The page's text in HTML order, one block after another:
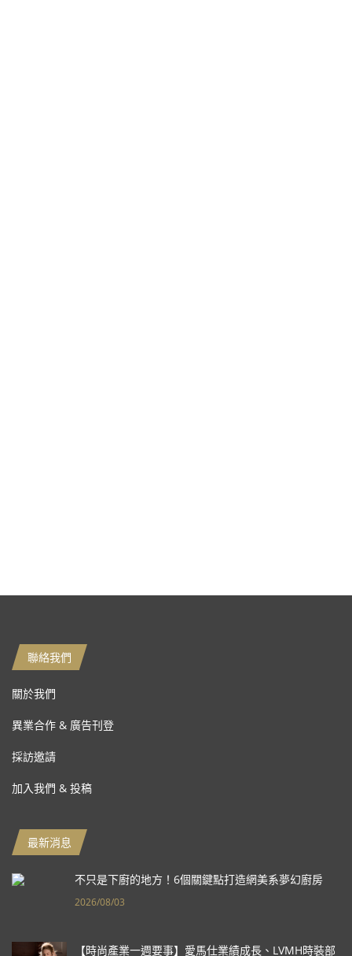
聯絡我們
關於我們
異業合作 & 廣告刊登
採訪邀請
加入我們 & 投稿
最新消息
不只是下廚的地方！6個關鍵點打造網美系夢幻廚房
2026/08/03
【時尚產業一週要事】愛馬仕業績成長、LVMH時裝部